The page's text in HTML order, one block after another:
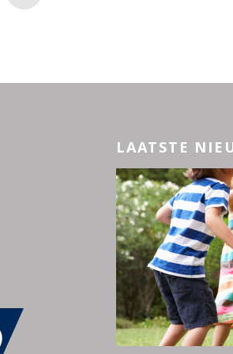
LAATSTE